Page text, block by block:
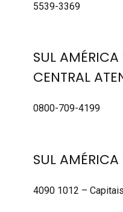
5539-3369
SUL
CENTRAL
0800-709-4199
SUL AMÉRICA
4090 1012 –